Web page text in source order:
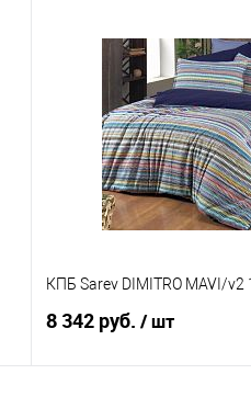
В
Купить в 1 клик
В избранное
КПБ Sarev DIMITRO MAVI/v2
8 342 руб. / шт